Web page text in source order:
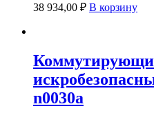
38 934,00 ₽ В корзину
n0030a